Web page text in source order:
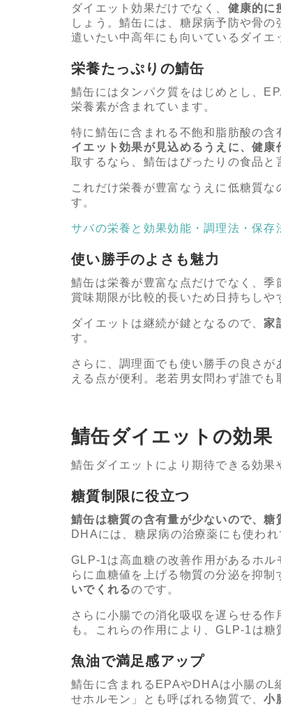
ダイエット効果だけでなく、 健康的に
しょう。鯖缶には、糖尿病予防や骨
遣いたい中高年にも向いているダイエ
栄養たっぷりの鯖缶
鯖缶にはタンパク質をはじめとし、
栄養素が含まれています。
特に鯖缶に含まれる不飽和脂肪酸の含
イエット効果が見込めるうえに、健康
取するなら、鯖缶はぴったりの食品と
これだけ栄養が豊富なうえに低糖質
す。
サバの栄養と効果効能・調理法・保
使い勝手のよさも魅力
鯖缶は栄養が豊富な点だけでなく、季
賞味期限が比較的長いため日持ちしや
ダイエットは継続が鍵となるので、 家
す。
さらに、調理面でも使い勝手の良さ
える点が便利。老若男女問わず誰で
鯖缶ダイエットの効果
鯖缶ダイエットにより期待できる効果
糖質制限に役立つ
鯖缶は糖質の含有量が少ないので、糖
DHAには、糖尿病の治療薬にも使わ
GLP-1は高血糖の改善作用があるホル
らに血糖値を上げる物質の分泌を抑制
いでくれるのです。
さらに小腸での消化吸収を遅らせる
も。これらの作用により、GLP-1は糖
魚油で満足感アップ
鯖缶に含まれるEPAやDHAは小腸のL
せホルモン」とも呼ばれる物質で、小